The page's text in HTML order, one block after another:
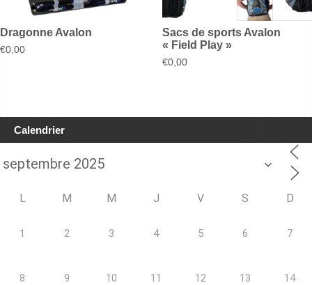
Dragonne Avalon
€0,00
Sacs de sports Avalon
« Field Play »
€0,00
Calendrier
L M M J V S D
1 2 3 4 5 6 7
8 9 10 11 12 13 14